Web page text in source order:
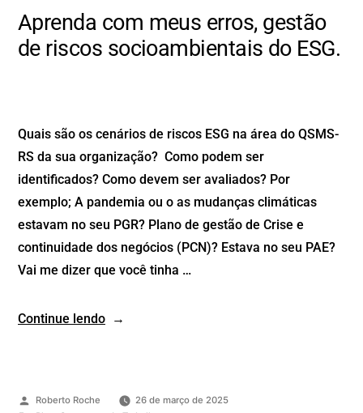
Aprenda com meus erros, gestão
de riscos socioambientais do ESG.
Quais são os cenários de riscos ESG na área do QSMS-
RS da sua organização? Como podem ser
identificados? Como devem ser avaliados? Por
exemplo; A pandemia ou o as mudanças climáticas
estavam no seu PGR? Plano de gestão de Crise e
continuidade dos negócios (PCN)? Estava no seu PAE?
Vai me dizer que você tinha …
Continue lendo
Roberto Roche
26 de março de 2025